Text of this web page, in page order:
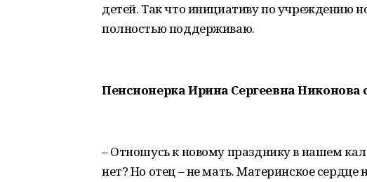
детей. Так что инициативу по учреждению
полностью поддерживаю.
Пенсионерка Ирина Сергеевна
– Отношусь к новому празднику в нашем
нет? Но отец – не мать. Материнское сердце